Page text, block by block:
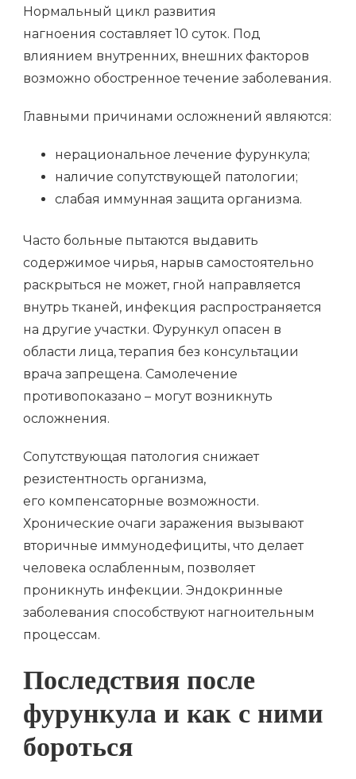
Нормальный цикл развития
нагноения составляет 10 суток. Под
влиянием внутренних, внешних факторов
возможно обостренное течение заболевания.
Главными причинами осложнений являются:
нерациональное лечение фурункула;
наличие сопутствующей патологии;
слабая иммунная защита организма.
Часто больные пытаются выдавить
содержимое чирья, нарыв самостоятельно
раскрыться не может, гной направляется
внутрь тканей, инфекция распространяется
на другие участки. Фурункул опасен в
области лица, терапия без консультации
врача запрещена. Самолечение
противопоказано – могут возникнуть
осложнения.
Сопутствующая патология снижает
резистентность организма,
его компенсаторные возможности.
Хронические очаги заражения вызывают
вторичные иммунодефициты, что делает
человека ослабленным, позволяет
проникнуть инфекции. Эндокринные
заболевания способствуют нагноительным
процессам.
Последствия после
фурункула и как с ними
бороться